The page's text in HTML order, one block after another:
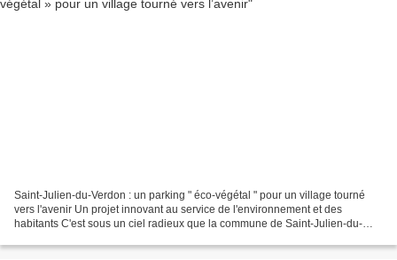
Saint-Julien-du-Verdon : un parking " éco-végétal " pour un village tourné
vers l'avenir Un projet innovant au service de l'environnement et des
habitants C'est sous un ciel radieux que la commune de Saint-Julien-du-